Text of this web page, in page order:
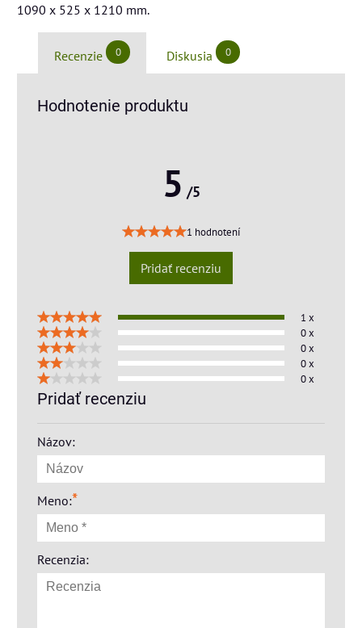
1090 x 525 x 1210 mm.
Recenzie 0 Diskusia 0
Hodnotenie produktu
5 /5
1 hodnotení
Pridať recenziu
1 x
0 x
0 x
0 x
0 x
Pridať recenziu
Názov:
Meno:*
Recenzia: